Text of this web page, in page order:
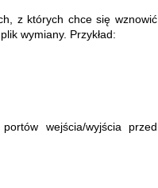
z których chce się wznowić
wymiany. Przykład:
wejścia/wyjścia przed